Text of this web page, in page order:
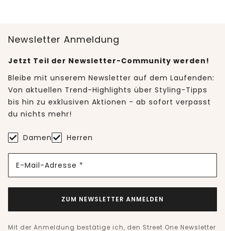
Newsletter Anmeldung
Jetzt Teil der Newsletter-Community werden!
Bleibe mit unserem Newsletter auf dem Laufenden:
Von aktuellen Trend-Highlights über Styling-Tipps
bis hin zu exklusiven Aktionen - ab sofort verpasst
du nichts mehr!
Damen Herren
E-Mail-Adresse *
ZUM NEWSLETTER ANMELDEN
Mit der Anmeldung bestätige ich, den Street One Newsletter